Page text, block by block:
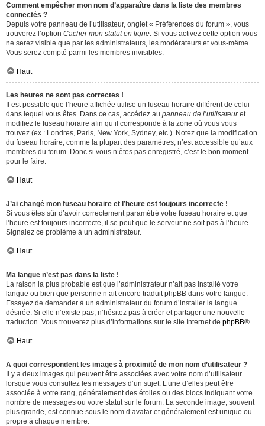
Comment empêcher mon nom d’apparaître dans la liste des membres
connectés ?
Depuis votre panneau de l’utilisateur, onglet « Préférences du forum », vous
trouverez l’option Cacher mon statut en ligne . Si vous activez cette option vous
ne serez visible que par les administrateurs, les modérateurs et vous-même.
Vous serez compté parmi les membres invisibles.
Haut
Les heures ne sont pas correctes !
Il est possible que l’heure affichée utilise un fuseau horaire différent de celui
dans lequel vous êtes. Dans ce cas, accédez au panneau de l’utilisateuret
modifiez le fuseau horaire afin qu’il corresponde à la zone où vous vous
trouvez (ex : Londres, Paris, New York, Sydney, etc.). Notez que la modification
du fuseau horaire, comme la plupart des paramètres, n’est accessible qu’aux
membres du forum. Donc si vous n’êtes pas enregistré, c’est le bon moment
pour le faire.
Haut
J’ai changé mon fuseau horaire et l’heure est toujours incorrecte !
Si vous êtes sûr d’avoir correctement paramétré votre fuseau horaire et que
l’heure est toujours incorrecte, il se peut que le serveur ne soit pas à l’heure.
Signalez ce problème à un administrateur.
Haut
Ma langue n’est pas dans la liste !
La raison la plus probable est que l’administrateur n’ait pas installé votre
langue ou bien que personne n’ait encore traduit phpBB dans votre langue.
Essayez de demander à un administrateur du forum d’installer la langue
désirée. Si elle n’existe pas, n’hésitez pas à créer et partager une nouvelle
traduction. Vous trouverez plus d’informations sur le site Internet de phpBB®.
Haut
A quoi correspondent les images à proximité de mon nom d’utilisateur ?
Il y a deux images qui peuvent être associées avec votre nom d’utilisateur
lorsque vous consultez les messages d’un sujet. L’une d’elles peut être
associée à votre rang, généralement des étoiles ou des blocs indiquant votre
nombre de messages ou votre statut sur le forum. La seconde image, souvent
plus grande, est connue sous le nom d’avatar et généralement est unique ou
propre à chaque membre.